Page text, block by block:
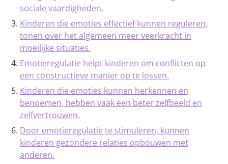
sociale vaardigheden.
Kinderen die emoties effectief kunnen reguleren,
tonen over het algemeen meer veerkracht in
moeilijke situaties.
Emotieregulatie helpt kinderen om conflicten op
een constructieve manier op te lossen.
Kinderen die emoties kunnen herkennen en
benoemen, hebben vaak een beter zelfbeeld en
zelfvertrouwen.
Door emotieregulatie te stimuleren, kunnen
kinderen gezondere relaties opbouwen met
anderen.